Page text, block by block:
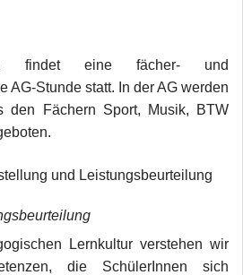
findet eine fächer- und
AG-Stunde statt. In der AG werden
den Fächern Sport, Musik, BTW
und Leistungsbeurteilung
Lernkultur verstehen wir
die SchülerInnen sich